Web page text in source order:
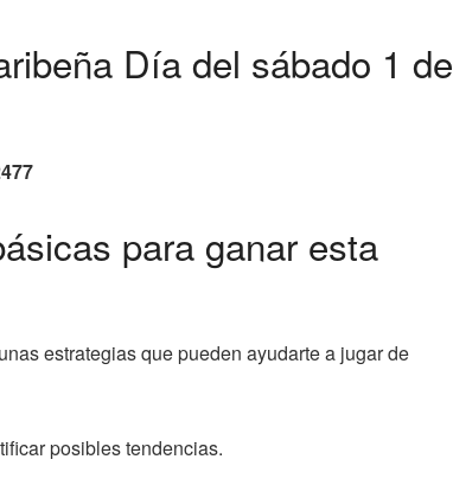
Día del sábado 1 de
para ganar esta
estrategias que pueden ayudarte a jugar de
posibles tendencias.